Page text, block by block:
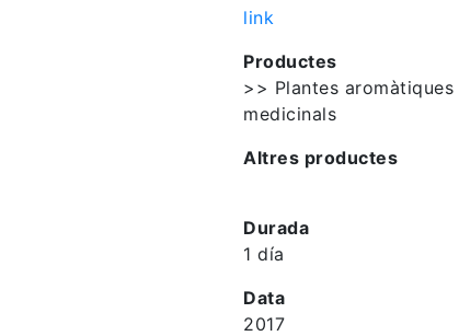
link
Productes
>> Plantes aromàtiques
medicinals
Altres productes
Durada
1 día
Data
2017